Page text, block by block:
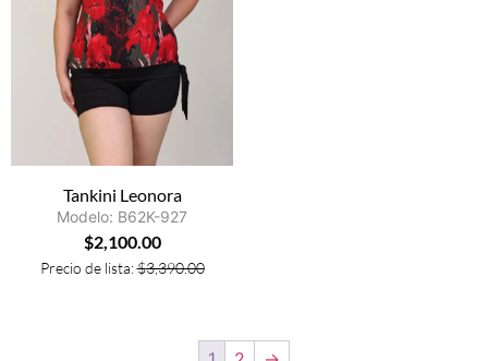
Tankini Leonora
Modelo: B62K-927
$2,100.00
Precio de lista:$3,390.00